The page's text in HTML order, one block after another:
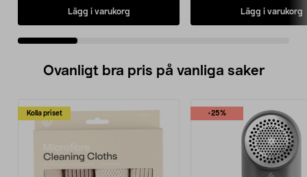
Lägg i varukorg Lägg i varukorg
Ovanligt bra pris på vanliga saker
Kolla priset -25%